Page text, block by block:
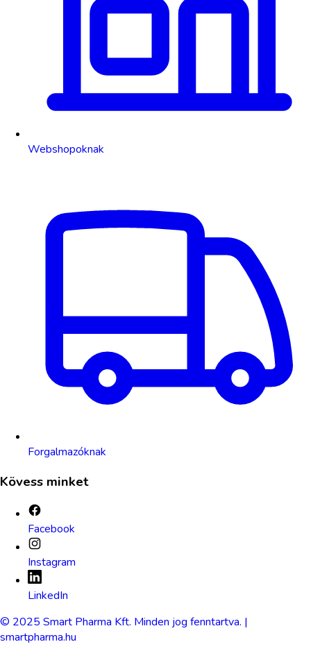
Webshopoknak
Forgalmazóknak
Kövess minket
Facebook
Instagram
LinkedIn
© 2025 Smart Pharma Kft. Minden jog fenntartva. |
smartpharma.hu